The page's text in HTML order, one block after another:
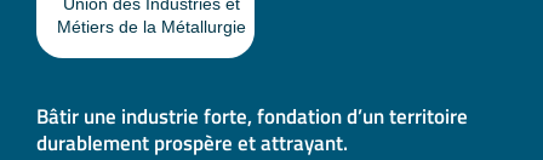
Bâtir une industrie forte, fondation d’un territoire
durablement prospère et attrayant.